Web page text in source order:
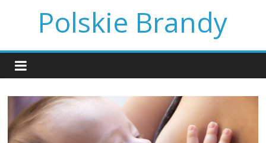
Polskie Brandy